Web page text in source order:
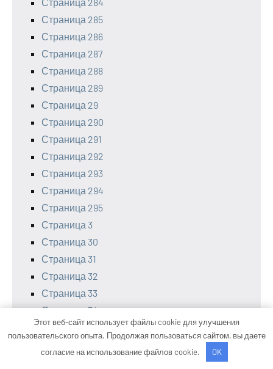
Страница 284
Страница 285
Страница 286
Страница 287
Страница 288
Страница 289
Страница 29
Страница 290
Страница 291
Страница 292
Страница 293
Страница 294
Страница 295
Страница 3
Страница 30
Страница 31
Страница 32
Страница 33
Страница 34
Страница 35
Этот веб-сайт использует файлы cookie для улучшения
пользовательского опыта. Продолжая пользоваться сайтом, вы даете
согласие на использование файлов cookie.
OK